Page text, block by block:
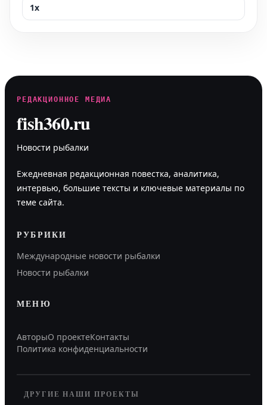
1x
РЕДАКЦИОННОЕ МЕДИА
fish360.ru
Новости рыбалки
Ежедневная редакционная повестка, аналитика,
интервью, большие тексты и ключевые материалы по
теме сайта.
РУБРИКИ
Международные новости рыбалки
Новости рыбалки
МЕНЮ
АвторыО проектеКонтакты
Политика конфиденциальности
ДРУГИЕ НАШИ ПРОЕКТЫ